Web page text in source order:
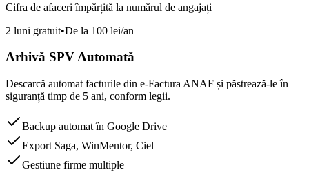
Cifra de afaceri împărțită la numărul de angajați
2 luni gratuit•De la 100 lei/an
Arhivă SPV Automată
Descarcă automat facturile din e-Factura ANAF și păstrează-le în
siguranță timp de 5 ani, conform legii.
Backup automat în Google Drive
Export Saga, WinMentor, Ciel
Gestiune firme multiple